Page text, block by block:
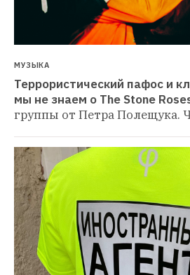
МУЗЫКА
Террористический пафос и
мы не знаем о The Stone
группы от Петра Полещука.